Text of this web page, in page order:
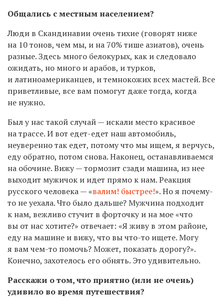
Общались с местным населением?
Люди в Скандинавии очень тихие (говорят ниже
на 10 тонов, чем мы, и на 70% тише азиатов), очень
разные. Здесь много белокурых, как и следовало
ожидать, но много и арабов, и турков,
и латиноамериканцев, и темнокожих всех мастей. Все
приветливые, все вам помогут даже тогда, когда
не нужно.
Был у нас такой случай — искали место красивое
на трассе. И вот едет-едет наш автомобиль,
неуверенно так едет, потому что мы ищем, я верчусь,
еду обратно, потом снова. Наконец, останавливаемся
на обочине. Вижу — тормозит сзади машина, из нее
выходит мужичок и идет прямо к нам. Реакция
русского человека — «валим! быстрее!». Но я почему-
то не уехала. Что было дальше? Мужчина подходит
к нам, вежливо стучит в форточку и на мое «что
вы от нас хотите?» отвечает: «Я живу в этом районе,
еду на машине и вижу, что вы что-то ищете. Могу
я вам чем-то помочь? Может, показать дорогу?».
Конечно, захотелось его обнять. Это удивительно.
Расскажи о том, что приятно (или не очень)
удивило во время путешествия?